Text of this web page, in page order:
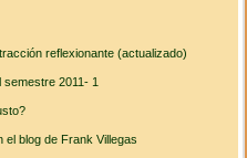
reflexionante (actualizado)
2011- 1
el blog de Frank Villegas